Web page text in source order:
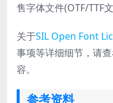
售字体文件(OTF/TTF
关于SIL Open Font
事项等详细细节，请
容。
参考资料